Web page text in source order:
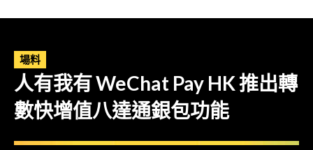
場料
人有我有 WeChat Pay HK 推出轉
數快增值八達通銀包功能